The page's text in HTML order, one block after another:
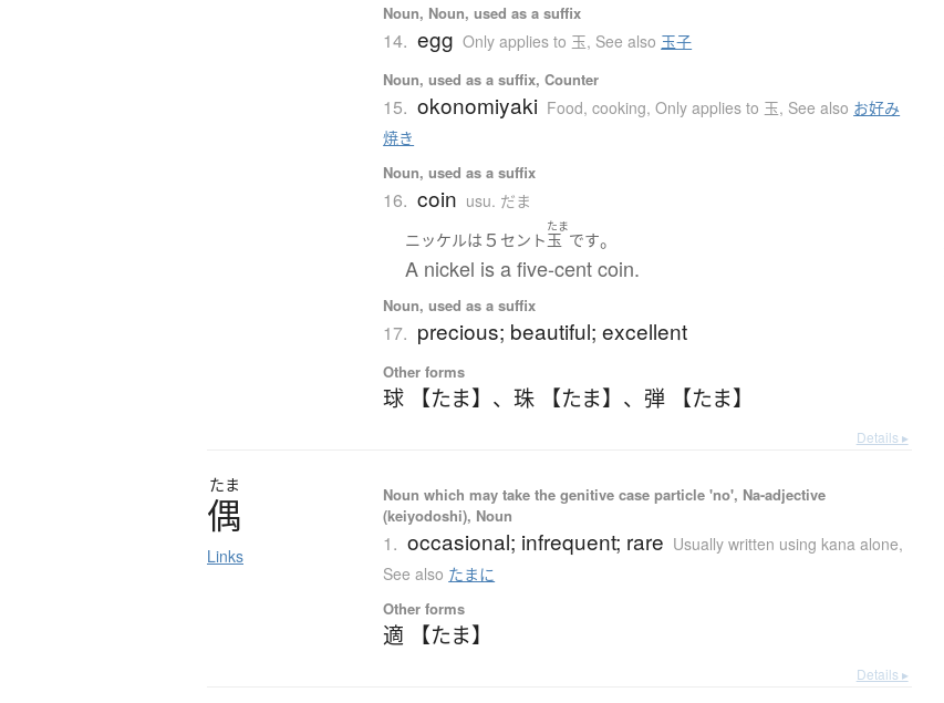
Noun, Noun, used as a suffix
14. egg Only applies to 玉, See also 玉子
Noun, used as a suffix, Counter
15. okonomiyaki Food, cooking,Only applies to 玉, See also お好み
焼き
Noun, used as a suffix
16. coin usu. だま
ニッケルは ５ セント
たま
玉 です。
A nickel is a five-cent coin.
Noun, used as a suffix
17. precious; beautiful; excellent
Other forms
球 【たま】 、珠 【たま】 、 弾 【たま】
Details ▸
たま
偶
Links
Noun which may take the genitive case particle 'no', Na-adjective
(keiyodoshi), Noun
1. occasional; infrequent; rare Usually written using kana alone,
See also たまに
Other forms
適 【たま】
Details ▸